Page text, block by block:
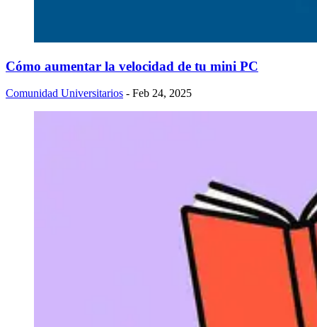
Cómo aumentar la velocidad de tu mini PC
Comunidad Universitarios - Feb 24, 2025